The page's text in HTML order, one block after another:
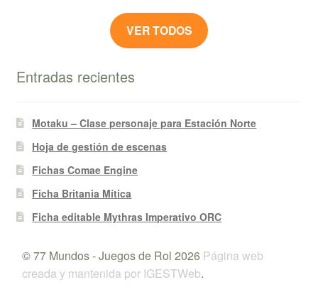
VER TODOS
Entradas recientes
Motaku – Clase personaje para Estación Norte
Hoja de gestión de escenas
Fichas Comae Engine
Ficha Britania Mítica
Ficha editable Mythras Imperativo ORC
© 77 Mundos - Juegos de Rol 2026 Página web
creada y mantenida por IGESTWeb.